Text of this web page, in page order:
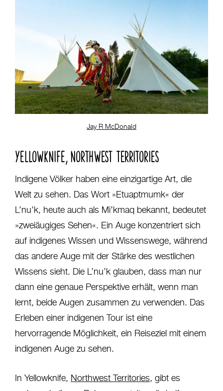
Jay R McDonald
YELLOWKNIFE, NORTHWEST TERRITORIES
Indigene Völker haben eine einzigartige Art, die
Welt zu sehen. Das Wort »Etuaptmumk« der
L’nu’k, heute auch als Mi’kmaq bekannt, bedeutet
»zweiäugiges Sehen«. Ein Auge konzentriert sich
auf indigenes Wissen und Wissenswege, während
das andere Auge mit der Stärke des westlichen
Wissens sieht. Die L’nu’k glauben, dass man nur
dann eine genaue Perspektive erhält, wenn man
lernt, beide Augen zusammen zu verwenden. Das
Erleben einer indigenen Tour ist eine
hervorragende Möglichkeit, ein Reiseziel mit einem
indigenen Auge zu sehen.
In Yellowknife, Northwest Territories, gibt es